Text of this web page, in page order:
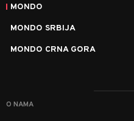
MONDO
MONDO SRBIJA
MONDO CRNA GORA
O NAMA